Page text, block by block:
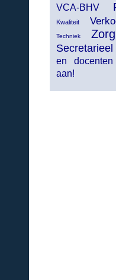
VCA-BHV
Kwaliteit
Techniek Zorg
Secretarieel
en
aan!